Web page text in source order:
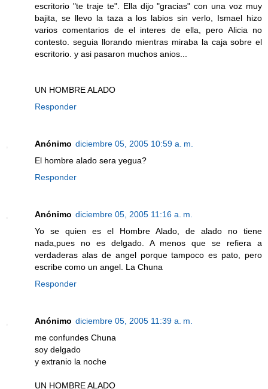
escritorio "te traje te". Ella dijo "gracias" con una voz muy
bajita, se llevo la taza a los labios sin verlo, Ismael hizo
varios comentarios de el interes de ella, pero Alicia no
contesto. seguia llorando mientras miraba la caja sobre el
escritorio. y asi pasaron muchos anios...
UN HOMBRE ALADO
Responder
Anónimo diciembre 05, 2005 10:59 a. m.
El hombre alado sera yegua?
Responder
Anónimo diciembre 05, 2005 11:16 a. m.
Yo se quien es el Hombre Alado, de alado no tiene
nada,pues no es delgado. A menos que se refiera a
verdaderas alas de angel porque tampoco es pato, pero
escribe como un angel. La Chuna
Responder
Anónimo diciembre 05, 2005 11:39 a. m.
me confundes Chuna
soy delgado
y extranio la noche
UN HOMBRE ALADO